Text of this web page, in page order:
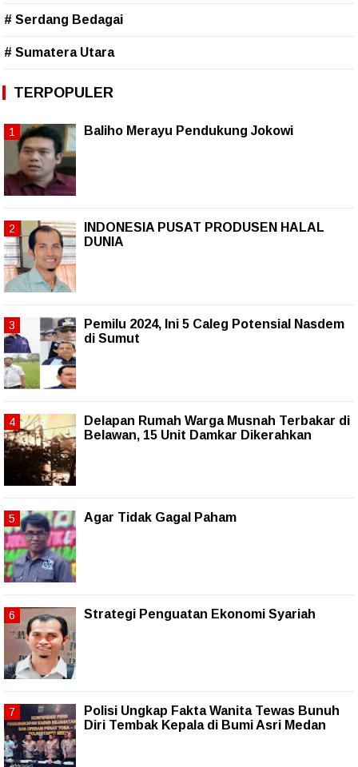
# Serdang Bedagai
# Sumatera Utara
TERPOPULER
Baliho Merayu Pendukung Jokowi
INDONESIA PUSAT PRODUSEN HALAL
DUNIA
Pemilu 2024, Ini 5 Caleg Potensial Nasdem
di Sumut
Delapan Rumah Warga Musnah Terbakar di
Belawan, 15 Unit Damkar Dikerahkan
Agar Tidak Gagal Paham
Strategi Penguatan Ekonomi Syariah
Polisi Ungkap Fakta Wanita Tewas Bunuh
Diri Tembak Kepala di Bumi Asri Medan